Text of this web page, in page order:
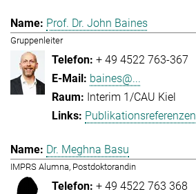
Prof. Dr. John Baines
Gruppenleiter
+ 49 4522 763-367
baines@...
Interim 1/CAU Kiel
Publikationsreferenzen
Dr. Meghna Basu
IMPRS Alumna, Postdoktorandin
+ 49 4522 763 368